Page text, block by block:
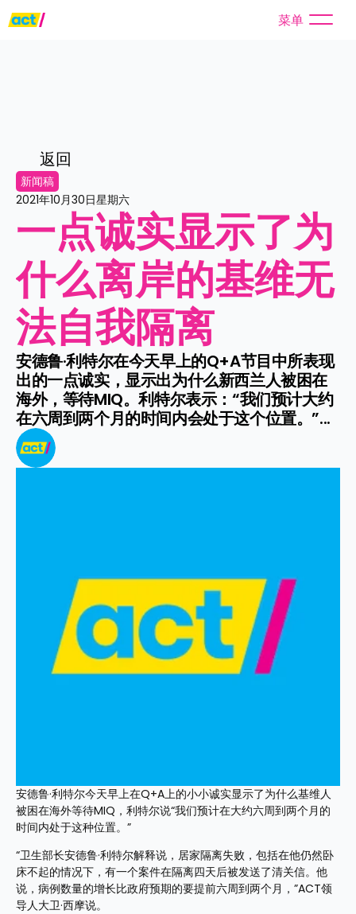
菜单
返回
新闻稿
2021年10月30日星期六
一点诚实显示了为
什么离岸的基维无
法自我隔离
安德鲁·利特尔在今天早上的Q+A节目中所表现
出的一点诚实，显示出为什么新西兰人被困在
海外，等待MIQ。利特尔表示：“我们预计大约
在六周到两个月的时间内会处于这个位置。”...
安德鲁·利特尔今天早上在Q+A上的小小诚实显示了为什么基维人
被困在海外等待MIQ，利特尔说“我们预计在大约六周到两个月的
时间内处于这种位置。”
“卫生部长安德鲁·利特尔解释说，居家隔离失败，包括在他仍然卧
床不起的情况下，有一个案件在隔离四天后被发送了清关信。他
说，病例数量的增长比政府预期的要提前六周到两个月，”ACT领
导人大卫·西摩说。